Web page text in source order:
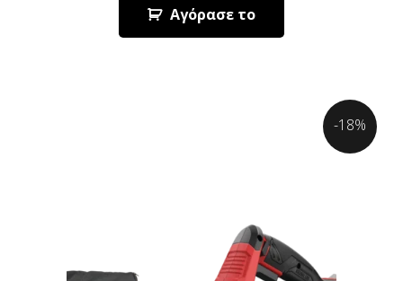
Αγόρασε το
-18%